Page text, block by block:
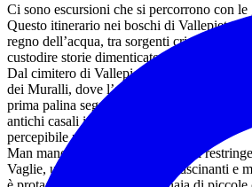
Ci sono escursioni che si percorrono con le
Questo itinerario nei boschi di Vallepietra
regno dell’acqua, tra sorgenti cristalline,
custodire storie dimenticate.
Dal cimitero di Vallepietra si imbocca il
dei Muralli, dove l’acqua scorre silenziosa
prima palina segnaletica si svolta a destra
antichi casali in pietra, testimonianze di
percepibile nell’atmosfera del luogo.
Man mano che si sale, il sentiero si
Vaglie, uno degli angoli più affascinanti e